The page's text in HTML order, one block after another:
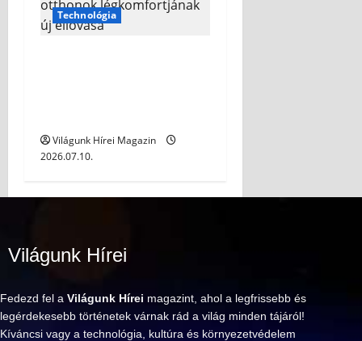
Technológia
Világunk Hírei Magazin
2026.07.10.
Világunk Hírei
Fedezd fel a Világunk Hírei magazint, ahol a legfrissebb és
legérdekesebb történetek várnak rád a világ minden tájáról!
Kíváncsi vagy a technológia, kultúra és környezetvédelem